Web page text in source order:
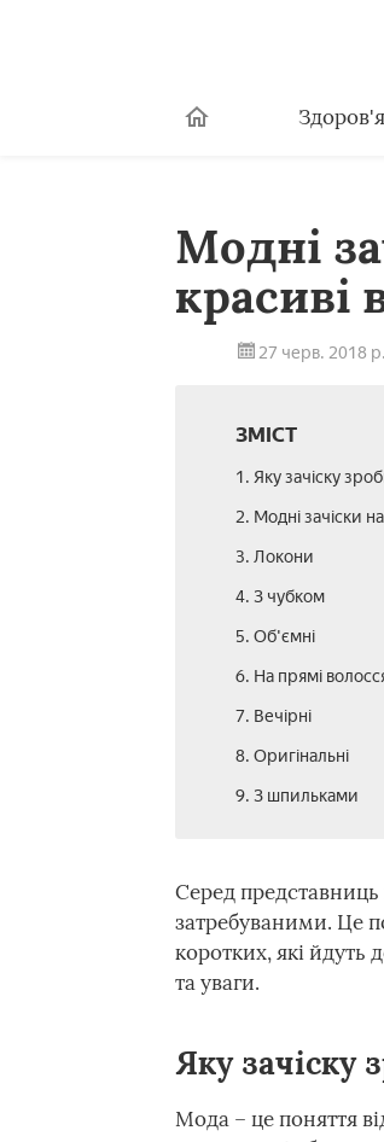
Здоров'я
Модні
красиві
27 черв. 2018 р.
ЗМІСТ
1. Яку зачіску
2. Модні зачіски
3. Локони
4. З чубком
5. Об'ємні
6. На прямі
7. Вечірні
8. Оригінальні
9. З шпильками
Серед
затребуваними. Це
коротких, які йдуть
та уваги.
Яку зачіску
Мода – це поняття